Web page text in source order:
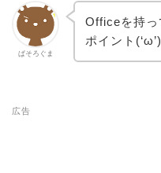
ぱそろぐま
Officeを持っ
ポイント(‘ω’)
広告